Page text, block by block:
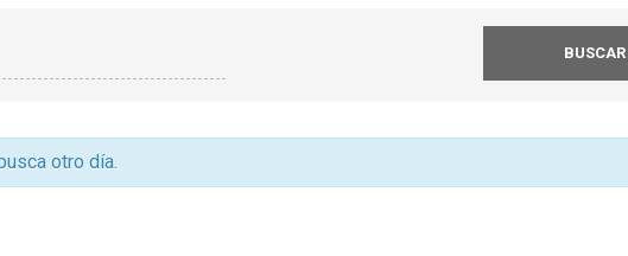
otro día.